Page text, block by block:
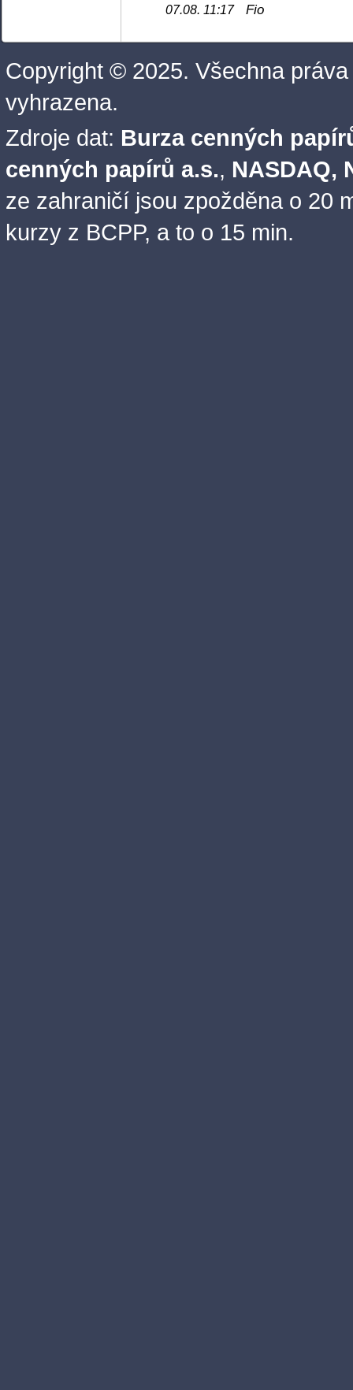
07.08. 11:17Fio
Copyright © 2025. Všechna práva
vyhrazena.
Zdroje dat: Burza cenných
cenných papírů a.s., NASDAQ,
ze zahraničí jsou zpožděna o 20
kurzy z BCPP, a to o 15 min.